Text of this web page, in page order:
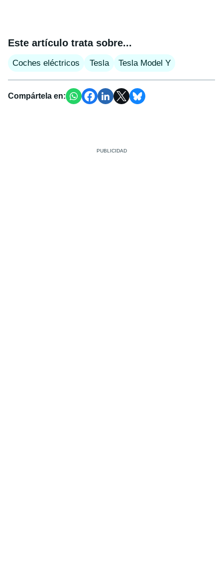
Este artículo trata sobre...
Coches eléctricos Tesla Tesla Model Y
Compártela en: